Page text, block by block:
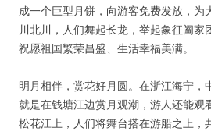
成一个巨型月饼，向游客免费发放，为
川北川，人们舞起长龙，举起象征阖家
祝愿祖国繁荣昌盛、生活幸福美满。
明月相伴，赏花好月圆。在浙江海宁，
就是在钱塘江边赏月观潮，游人还能观
松花江上，人们将舞台搭在游船之上，